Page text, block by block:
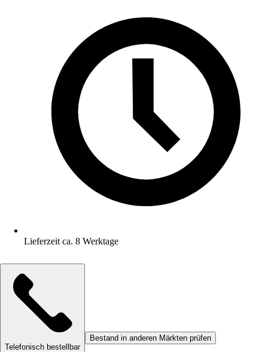
Lieferzeit ca. 8 Werktage
Telefonisch bestellbar
Bestand in anderen Märkten prüfen